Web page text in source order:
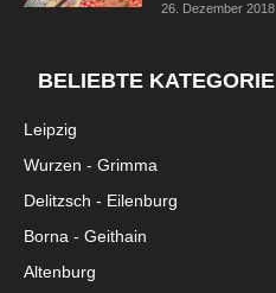
26. Dezember 2018
BELIEBTE KATEGORIE
Leipzig
Wurzen - Grimma
Delitzsch - Eilenburg
Borna - Geithain
Altenburg